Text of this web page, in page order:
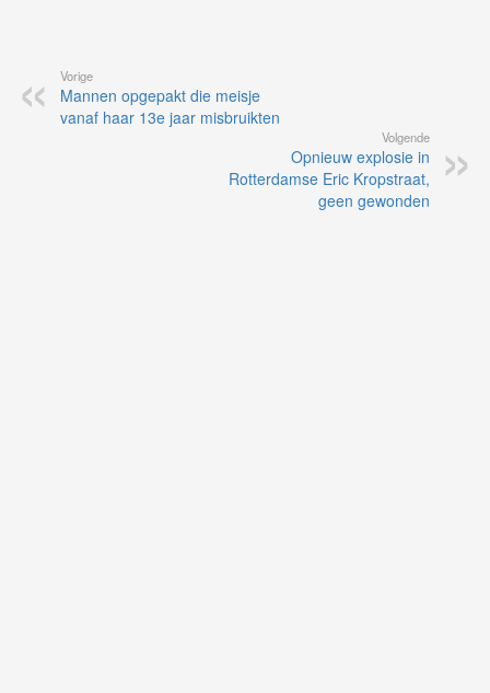
Vorige
Mannen opgepakt die meisje
vanaf haar 13e jaar misbruikten
Volgende
Opnieuw explosie in
Rotterdamse Eric Kropstraat,
geen gewonden